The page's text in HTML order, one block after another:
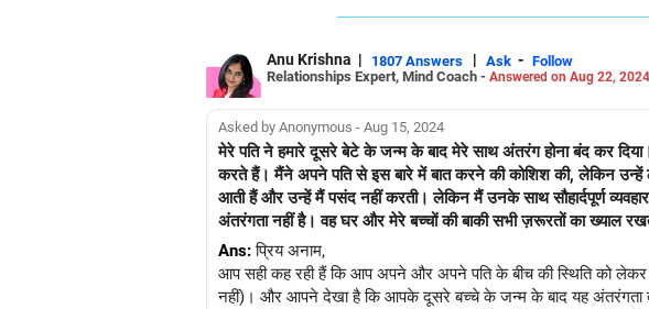
Anu Krishna | 1807 Answers | Ask - Follow
Relationships Expert, Mind Coach - Answered on Aug 22, 2024
Asked by Anonymous - Aug 15, 2024
मेरे पति ने हमारे दूसरे बेटे के जन्म के बाद मेरे साथ अंतरंग होना बंद कर
करते हैं। मैंने अपने पति से इस बारे में बात करने की कोशिश की, लेकिन
आती हैं और उन्हें मैं पसंद नहीं करती। लेकिन मैं उनके साथ सौहार्दपूर्ण
अंतरंगता नहीं है। वह घर और मेरे बच्चों की बाकी सभी ज़रूरतों का ख्याल
Ans:प्रिय अनाम,
आप सही कह रही हैं कि आप अपने और अपने पति के बीच की स्थिति को
नहीं)। और आपने देखा है कि आपके दूसरे बच्चे के जन्म के बाद यह अंतरंगता